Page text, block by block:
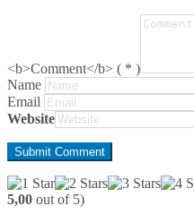
<b>Comment</b> ( * )
Name
Email
Website
5,00 out of 5)